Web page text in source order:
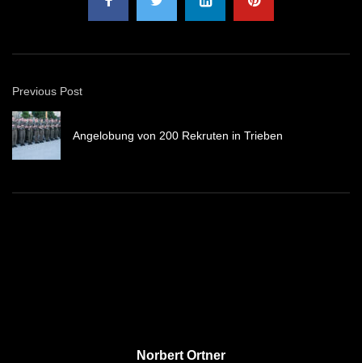
Previous Post
Angelobung von 200 Rekruten in Trieben
Norbert Ortner